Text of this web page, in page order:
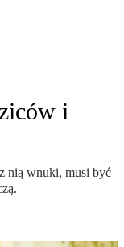
i
nią wnuki, musi być